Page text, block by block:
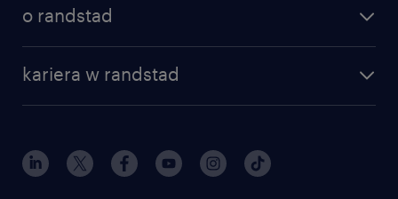
praca w amazon
o randstad
dla mediów
dla dostawców
kariera w randstad
nasz świat
pracuj w randstad